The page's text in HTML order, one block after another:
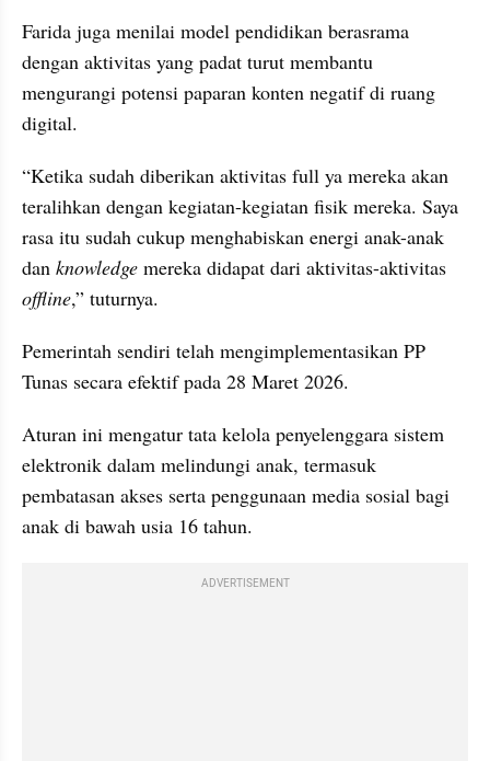
Farida juga menilai model pendidikan berasrama
dengan aktivitas yang padat turut membantu
mengurangi potensi paparan konten negatif di ruang
digital.
“Ketika sudah diberikan aktivitas full ya mereka akan
teralihkan dengan kegiatan-kegiatan fisik mereka. Saya
rasa itu sudah cukup menghabiskan energi anak-anak
dan knowledge
offline,” tuturnya.
Pemerintah sendiri telah mengimplementasikan PP
Tunas secara efektif pada 28 Maret 2026.
Aturan ini mengatur tata kelola penyelenggara sistem
elektronik dalam melindungi anak, termasuk
pembatasan akses serta penggunaan media sosial bagi
anak di bawah usia 16 tahun.
ADVERTISEMENT